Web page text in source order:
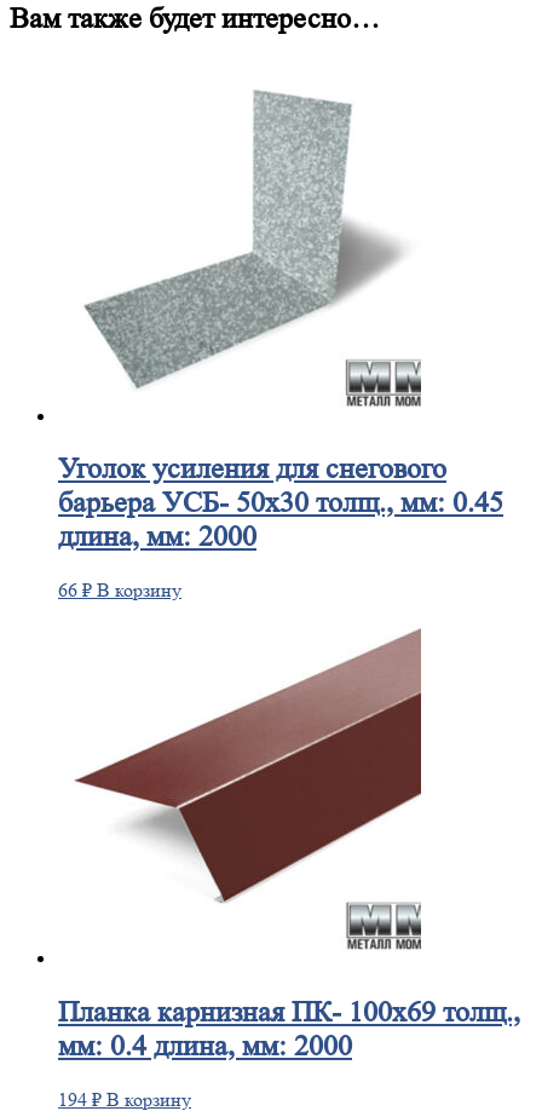
Вам также будет интересно…
Уголокусиления для снегового
барьера УСБ- 50х30 толщ., мм: 0.45
длина, мм: 2000
66 ₽ В корзину
Планкакарнизная ПК- 100х69 толщ.,
мм: 0.4 длина, мм: 2000
194 ₽ В корзину